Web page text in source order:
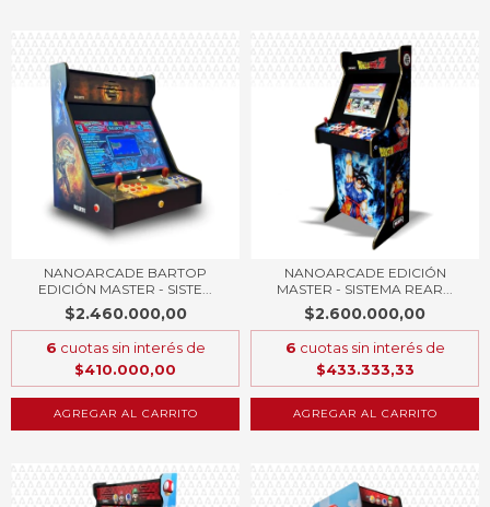
NANOARCADE BARTOP
EDICIÓN MASTER - SISTE...
$2.460.000,00
6 cuotas sin interés de
$410.000,00
AGREGAR AL CARRITO
NANOARCADE EDICIÓN
MASTER - SISTEMA REAR...
$2.600.000,00
6 cuotas sin interés de
$433.333,33
AGREGAR AL CARRITO